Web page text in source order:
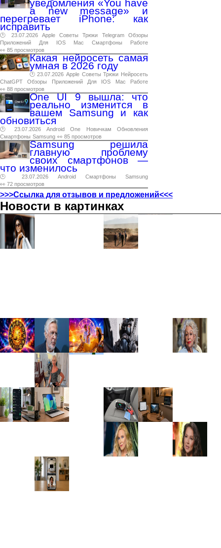
уведомления «You have
a new message» и
перегревает iPhone: как
исправить
🕑 23.07.2026 Apple Советы Трюки Telegram
Обзоры
Приложений
Для IOS Mac Смартфоны
Работе
👀 85 просмотров
Какая нейросеть самая
умная в 2026 году
🕑 23.07.2026 Apple Советы Трюки Нейросеть
ChatGPT
Обзоры Приложений Для IOS Mac
Работе
👀 88 просмотров
One UI 9 вышла: что
реально изменится в
вашем Samsung и как
обновиться
🕑 23.07.2026 Android One Новичкам
Обновления
Смартфоны Samsung 👀 85 просмотров
Samsung решила
главную проблему
своих смартфонов —
что изменилось
🕑 23.07.2026 Android Смартфоны
Samsung
👀 72 просмотров
>>>Ссылка для отзывов и предложений<<<
Новости в картинках